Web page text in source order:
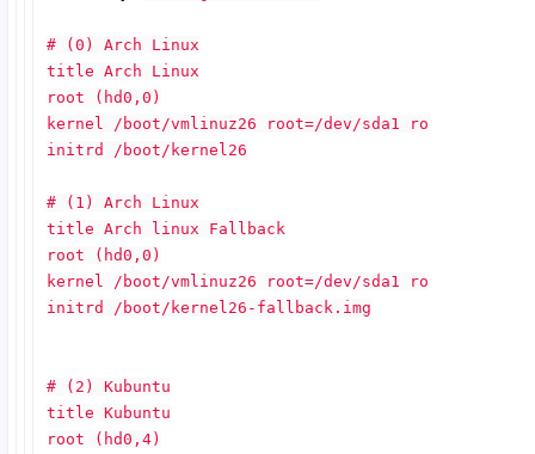
# (0) Arch Linux
title Arch Linux
root (hd0,0)
kernel /boot/vmlinuz26 root=/dev/sda1 ro
initrd /boot/kernel26
# (1) Arch Linux
title Arch linux Fallback
root (hd0,0)
kernel /boot/vmlinuz26 root=/dev/sda1 ro
initrd /boot/kernel26-fallback.img
# (2) Kubuntu
title Kubuntu
root (hd0,4)